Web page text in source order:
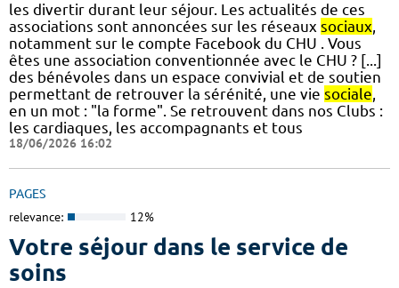
les divertir durant leur séjour. Les actualités de ces
associations sont annoncées sur les réseaux sociaux,
notamment sur le compte Facebook du CHU . Vous
êtes une association conventionnée avec le CHU ? [...]
des bénévoles dans un espace convivial et de soutien
permettant de retrouver la sérénité, une vie sociale,
en un mot : "la forme". Se retrouvent dans nos Clubs :
les cardiaques, les accompagnants et tous
18/06/2026 16:02
PAGES
relevance: 12%
Votre séjour dans le service de
soins